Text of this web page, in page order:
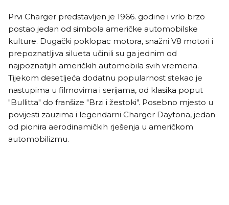
Prvi Charger predstavljen je 1966. godine i vrlo brzo
postao jedan od simbola američke automobilske
kulture. Dugački poklopac motora, snažni V8 motori i
prepoznatljiva silueta učinili su ga jednim od
najpoznatijih američkih automobila svih vremena.
Tijekom desetljeća dodatnu popularnost stekao je
nastupima u filmovima i serijama, od klasika poput
"Bullitta" do franšize "Brzi i žestoki". Posebno mjesto u
povijesti zauzima i legendarni Charger Daytona, jedan
od pionira aerodinamičkih rješenja u američkom
automobilizmu.